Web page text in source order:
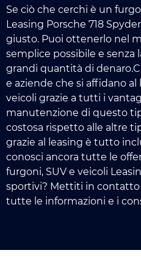
Se ciò che cerchi è un
Leasing Porsche 718
giusto. Puoi ottenerlo nel
semplice possibile e senza
grandi quantità di
e aziende che si affidano
veicoli grazie a tutti i
manutenzione di questo
costosa rispetto alle altre
grazie al leasing è tutto
conosci ancora tutte le
furgoni, SUV e veicoli
sportivi? Mettiti in
tutte le informazioni e i